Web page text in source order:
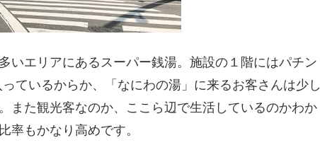
いエリアにあるスーパー銭湯。施設の１階にはパチン
ているからか、「なにわの湯」に来るお客さんは少し
また観光客なのか、ここら辺で生活しているのかわか
率もかなり高めです。